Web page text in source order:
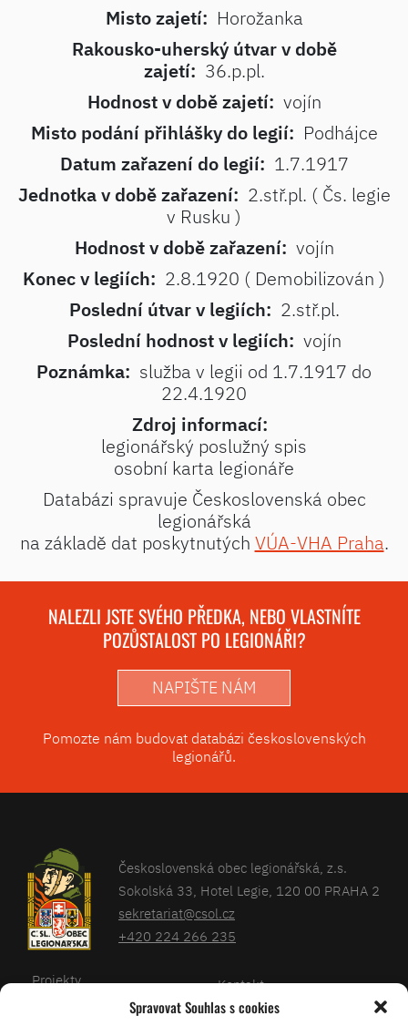
Spravovat Souhlas s cookies
Misto zajetí: Horožanka
Rakousko-uherský útvar v době
zajetí: 36.p.pl.
Hodnost v době zajetí: vojín
Misto podání přihlášky do legií: Podhájce
Datum zařazení do legií: 1.7.1917
Jednotka v době zařazení: 2.stř.pl. ( Čs. legie
v Rusku )
Hodnost v době zařazení: vojín
Konec v legiích: 2.8.1920 ( Demobilizován )
Poslední útvar v legiích: 2.stř.pl.
Poslední hodnost v legiích: vojín
Poznámka: služba v legii od 1.7.1917 do
22.4.1920
Zdroj informací:
legionářský poslužný spis
osobní karta legionáře
Databázi spravuje Československá obec
legionářská
na základě dat poskytnutých VÚA-VHA Praha.
NALEZLI JSTE SVÉHO PŘEDKA, NEBO VLASTNÍTE
POZŮSTALOST PO LEGIONÁŘI?
NAPIŠTE NÁM
Pomozte nám budovat databázi československých
legionářů.
Československá obec legionářská, z.s.
Sokolská 33, Hotel Legie, 120 00 PRAHA 2
sekretariat@csol.cz
+420 224 266 235
Projekty
Kontakt
Databáze legionářů